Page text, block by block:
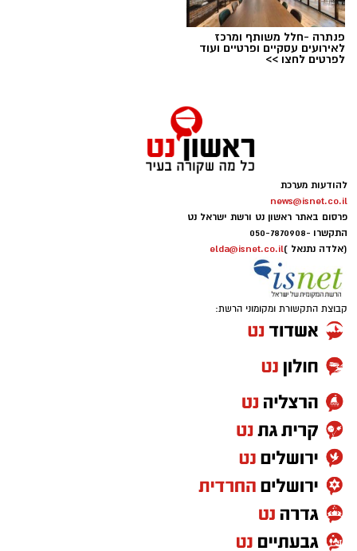
פנתרה -חלל משותף ומרכז
לאירועים עסקיים ופרטיים ועוד
לפרטים לחצו >>
להודעות מערכת
news@isnet.co.il
פרסום באתר ראשון נט ורשת ישראל נט
התקשרו -050-7870908
(אלדה נתנאל )elda@isnet.co.il
קבוצת התקשורת ומקומוני הרשת: